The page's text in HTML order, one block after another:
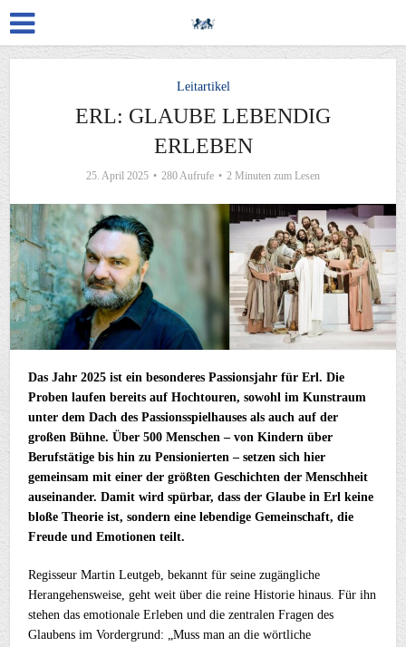
Leitartikel
ERL: GLAUBE LEBENDIG
ERLEBEN
25. April 2025 280 Aufrufe 2 Minuten zum Lesen
Das Jahr 2025 ist ein besonderes Passionsjahr für Erl. Die
Proben laufen bereits auf Hochtouren, sowohl im Kunstraum
unter dem Dach des Passionsspielhauses als auch auf der
großen Bühne. Über 500 Menschen – von Kindern über
Berufstätige bis hin zu Pensionierten – setzen sich hier
gemeinsam mit einer der größten Geschichten der Menschheit
auseinander. Damit wird spürbar, dass der Glaube in Erl keine
bloße Theorie ist, sondern eine lebendige Gemeinschaft, die
Freude und Emotionen teilt.
Regisseur Martin Leutgeb, bekannt für seine zugängliche
Herangehensweise, geht weit über die reine Historie hinaus. Für ihn
stehen das emotionale Erleben und die zentralen Fragen des
Glaubens im Vordergrund: „Muss man an die wörtliche